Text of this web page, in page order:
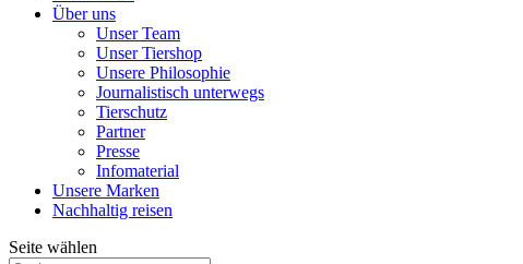
Über uns
Unser Team
Unser Tiershop
Unsere Philosophie
Journalistisch unterwegs
Tierschutz
Partner
Presse
Infomaterial
Unsere Marken
Nachhaltig reisen
Seite wählen